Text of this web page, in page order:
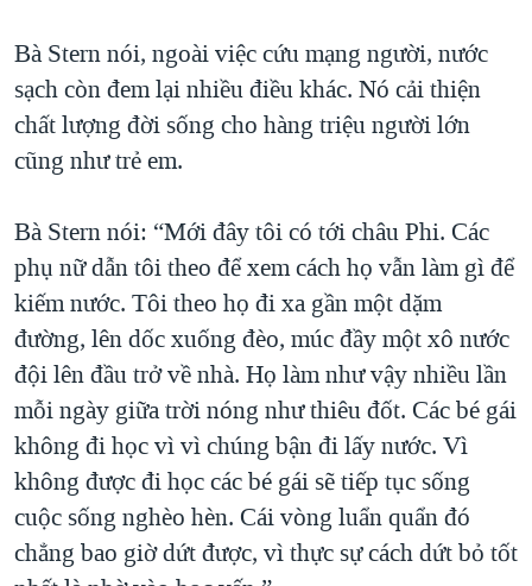
Bà Stern nói, ngoài việc cứu mạng người, nước
sạch còn đem lại nhiều điều khác. Nó cải thiện
chất lượng đời sống cho hàng triệu người lớn
cũng như trẻ em.
Bà Stern nói: “Mới đây tôi có tới châu Phi. Các
phụ nữ dẫn tôi theo để xem cách họ vẫn làm gì để
kiếm nước. Tôi theo họ đi xa gần một dặm
đường, lên dốc xuống đèo, múc đầy một xô nước
đội lên đầu trở về nhà. Họ làm như vậy nhiều lần
mỗi ngày giữa trời nóng như thiêu đốt. Các bé gái
không đi học vì vì chúng bận đi lấy nước. Vì
không được đi học các bé gái sẽ tiếp tục sống
cuộc sống nghèo hèn. Cái vòng luẩn quẩn đó
chẳng bao giờ dứt được, vì thực sự cách dứt bỏ tốt